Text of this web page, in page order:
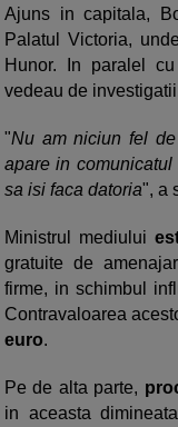
Ajuns in capitala,
Palatul Victoria,
Hunor. In paralel
vedeau de
"Nu am niciun fel
apare in comunicatul
sa isi faca datoria", a
Ministrul mediului
gratuite de
firme, in schimbul
Contravaloarea
euro.
Pe de alta parte,
in aceasta